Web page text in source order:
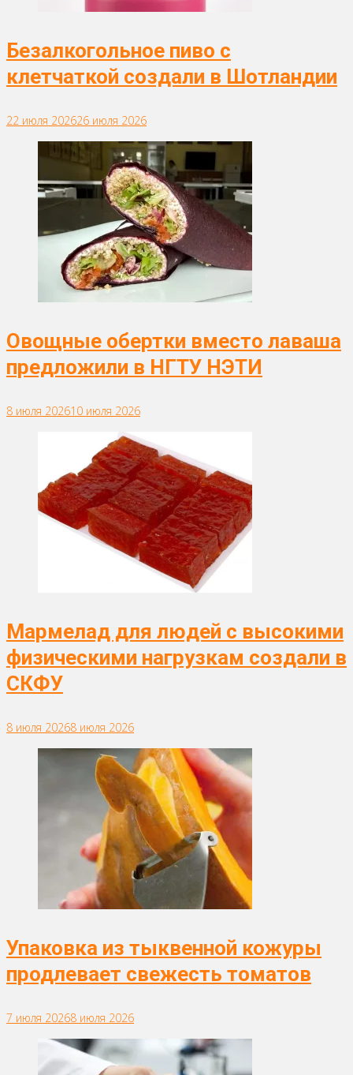
Безалкогольное пиво с
клетчаткой создали в Шотландии
22 июля 202626 июля 2026
Овощные обертки вместо лаваша
предложили в НГТУ НЭТИ
8 июля 202610 июля 2026
Мармелад для людей с высокими
физическими нагрузкам создали в
СКФУ
8 июля 20268 июля 2026
Упаковка из тыквенной кожуры
продлевает свежесть томатов
7 июля 20268 июля 2026